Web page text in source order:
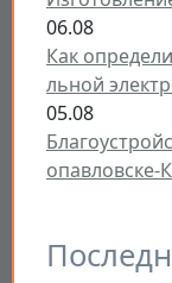
06.08
Как
льной
05.08
опавловске-